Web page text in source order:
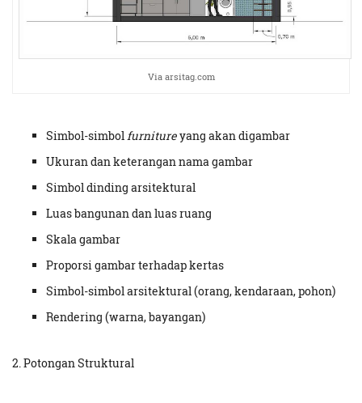
Via arsitag.com
Simbol-simbolfurnitureyang akan digambar
Ukuran dan keterangan nama gambar
Simbol dinding arsitektural
Luas bangunan dan luas ruang
Skala gambar
Proporsi gambar terhadap kertas
Simbol-simbol arsitektural (orang, kendaraan, pohon)
Rendering (warna, bayangan)
2. Potongan Struktural